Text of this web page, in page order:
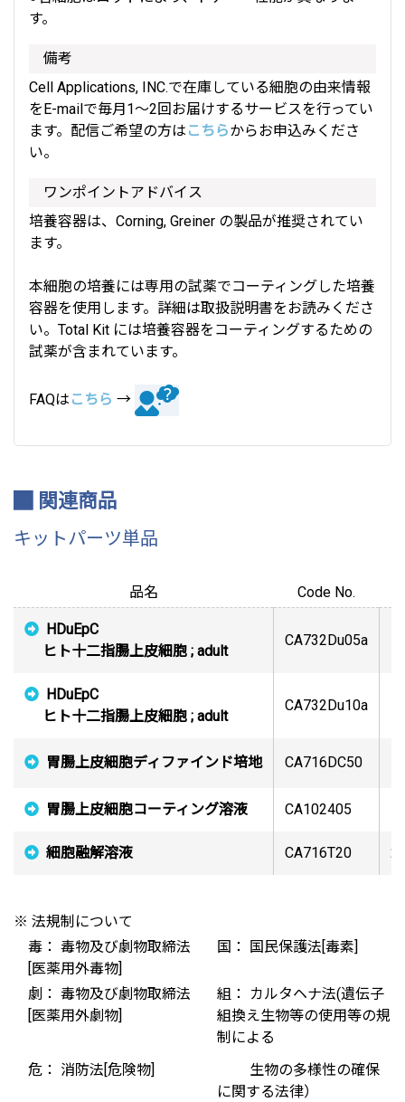
す。
備考
Cell Applications, INC.で在庫している細胞の由来情報
をE-mailで毎月1～2回お届けするサービスを行ってい
ます。配信ご希望の方は こちらからお申込みくださ
い。
ワンポイントアドバイス
培養容器は、Corning, Greiner の製品が推奨されてい
ます。
本細胞の培養には専用の試薬でコーティングした培養
容器を使用します。詳細は取扱説明書をお読みくださ
い。Total Kit には培養容器をコーティングするための
試薬が含まれています。
FAQは こちら →
関連商品
キットパーツ単品
品名 Code No.
HDuEpC
ヒト十二指腸上皮細胞 ; adult
CA732Du05a
HDuEpC
ヒト十二指腸上皮細胞 ; adult
CA732Du10a
胃腸上皮細胞ディファインド培地 CA716DC50
胃腸上皮細胞コーティング溶液 CA102405
細胞融解溶液 CA716T20
※ 法規制について
毒： 毒物及び劇物取締法
[医薬用外毒物]
国： 国民保護法[毒素]
劇： 毒物及び劇物取締法
[医薬用外劇物]
組： カルタヘナ法(遺伝子
組換え生物等の使用等の規
制による
危： 消防法[危険物]
生物の多様性の確保
に関する法律）